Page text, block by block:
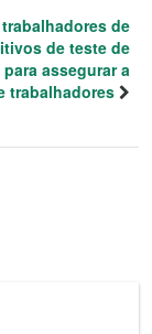
de
de teste de
assegurar a
trabalhadores